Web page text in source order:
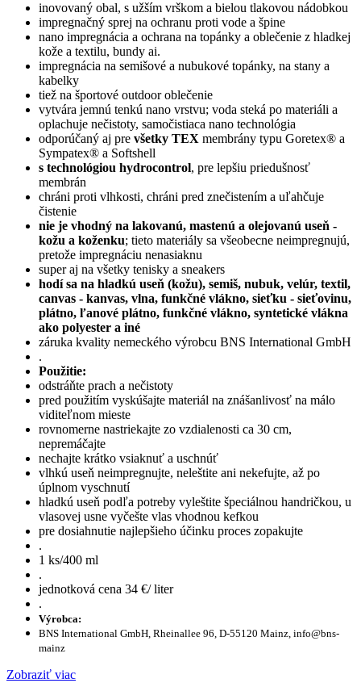
inovovaný obal, s užším vrškom a bielou tlakovou nádobkou
impregnačný sprej na ochranu proti vode a špine
nano impregnácia a ochrana na topánky a oblečenie z hladkej
kože a textilu, bundy ai.
impregnácia na semišové a nubukové topánky, na stany a
kabelky
tiež na športové outdoor oblečenie
vytvára jemnú tenkú nano vrstvu; voda steká po materiáli a
oplachuje nečistoty, samočistiaca nano technológia
odporúčaný aj pre všetky TEX membrány typu Goretex® a
Sympatex® a Softshell
s technológiou hydrocontrol, pre lepšiu priedušnosť
membrán
chráni proti vlhkosti, chráni pred znečistením a uľahčuje
čistenie
nie je vhodný na lakovanú, mastenú a olejovanú useň -
kožu a koženku; tieto materiály sa všeobecne neimpregnujú,
pretože impregnáciu nenasiaknu
super aj na všetky tenisky a sneakers
hodí sa na hladkú useň (kožu), semiš, nubuk, velúr, textil,
canvas - kanvas, vlna, funkčné vlákno, sieťku - sieťovinu,
plátno, ľanové plátno, funkčné vlákno, syntetické vlákna
ako polyester a iné
záruka kvality nemeckého výrobcu BNS International GmbH
.
Použitie:
odstráňte prach a nečistoty
pred použitím vyskúšajte materiál na znášanlivosť na málo
viditeľnom mieste
rovnomerne nastriekajte zo vzdialenosti ca 30 cm,
nepremáčajte
nechajte krátko vsiaknuť a uschnúť
vlhkú useň neimpregnujte, neleštite ani nekefujte, až po
úplnom vyschnutí
hladkú useň podľa potreby vyleštite špeciálnou handričkou, u
vlasovej usne vyčešte vlas vhodnou kefkou
pre dosiahnutie najlepšieho účinku proces zopakujte
.
1 ks/400 ml
.
jednotková cena 34 €/ liter
.
Výrobca:
BNS International GmbH, Rheinallee 96, D-55120 Mainz, info@bns-
mainz
Zobraziť viac